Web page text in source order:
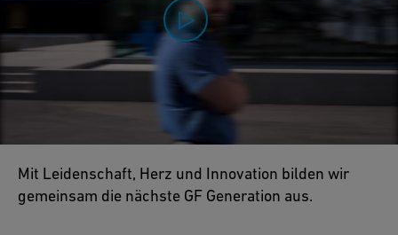
Mit Leidenschaft, Herz und Innovation bilden wir
gemeinsam die nächste GF Generation aus.